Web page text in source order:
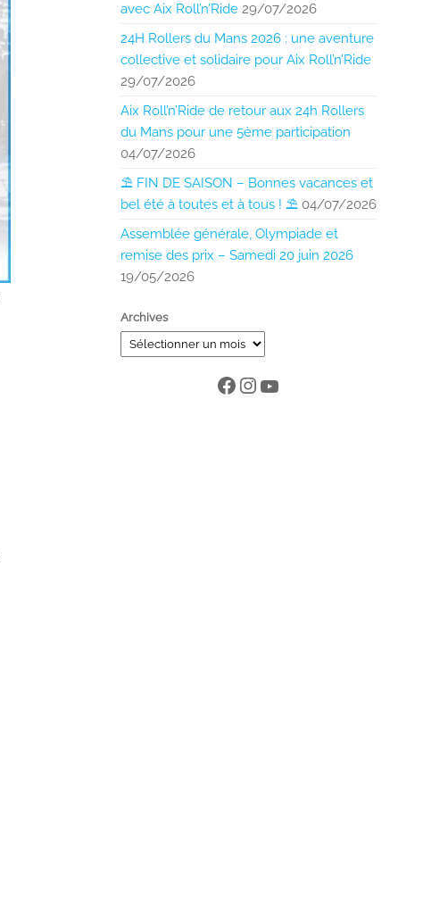
avec Aix Roll’n’Ride 29/07/2026
24H Rollers du Mans 2026 : une aventure
collective et solidaire pour Aix Roll’n’Ride
29/07/2026
Aix Roll’n’Ride de retour aux 24h Rollers
du Mans pour une 5ème participation
04/07/2026
⛱️ FIN DE SAISON – Bonnes vacances et
bel été à toutes et à tous ! ⛱️ 04/07/2026
Assemblée générale, Olympiade et
remise des prix – Samedi 20 juin 2026
19/05/2026
Archives